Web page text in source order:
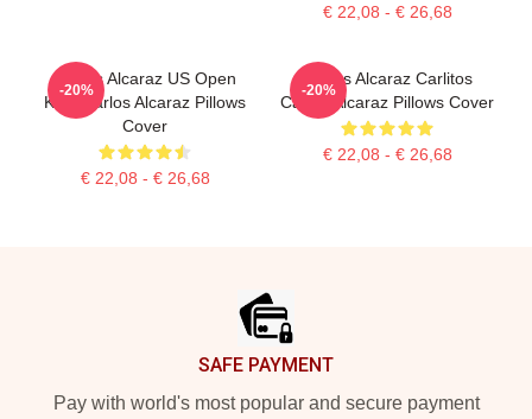
€ 22,08 - € 26,68
Carlos Alcaraz US Open
King Carlos Alcaraz Pillows
Cover
€ 22,08 - € 26,68
-20%
Carlos Alcaraz Carlitos
Carlos Alcaraz Pillows Cover
€ 22,08 - € 26,68
-20%
SAFE PAYMENT
Pay with world's most popular and secure payment